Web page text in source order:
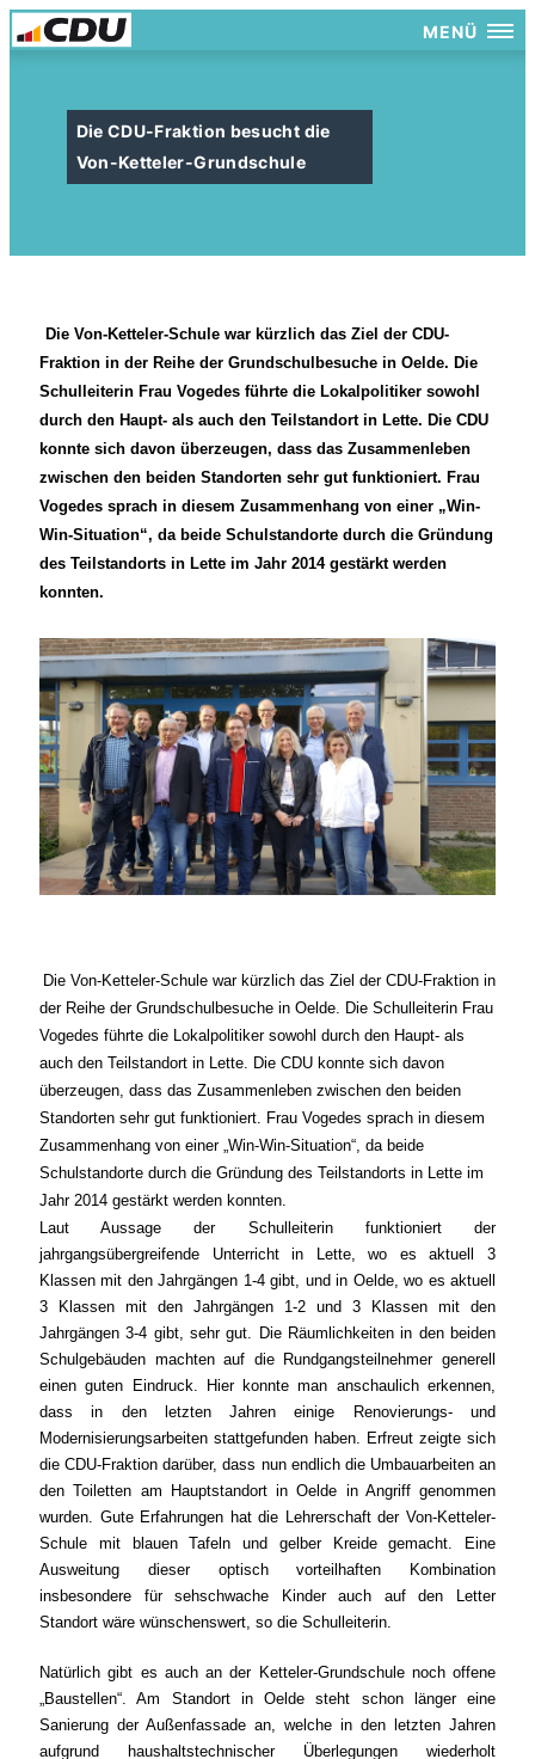
MENÜ
Die CDU-Fraktion besucht die
Von-Ketteler-Grundschule
Die Von-Ketteler-Schule war kürzlich das Ziel der CDU-
Fraktion in der Reihe der Grundschulbesuche in Oelde. Die
Schulleiterin Frau Vogedes führte die Lokalpolitiker sowohl
durch den Haupt- als auch den Teilstandort in Lette. Die CDU
konnte sich davon überzeugen, dass das Zusammenleben
zwischen den beiden Standorten sehr gut funktioniert. Frau
Vogedes sprach in diesem Zusammenhang von einer „Win-
Win-Situation“, da beide Schulstandorte durch die Gründung
des Teilstandorts in Lette im Jahr 2014 gestärkt werden
konnten.
Die Von-Ketteler-Schule war kürzlich das Ziel der CDU-Fraktion in
der Reihe der Grundschulbesuche in Oelde. Die Schulleiterin Frau
Vogedes führte die Lokalpolitiker sowohl durch den Haupt- als
auch den Teilstandort in Lette. Die CDU konnte sich davon
überzeugen, dass das Zusammenleben zwischen den beiden
Standorten sehr gut funktioniert. Frau Vogedes sprach in diesem
Zusammenhang von einer „Win-Win-Situation“, da beide
Schulstandorte durch die Gründung des Teilstandorts in Lette im
Jahr 2014 gestärkt werden konnten.
Laut Aussage der Schulleiterin funktioniert der
jahrgangsübergreifende Unterricht in Lette, wo es aktuell 3
Klassen mit den Jahrgängen 1-4 gibt, und in Oelde, wo es aktuell
3 Klassen mit den Jahrgängen 1-2 und 3 Klassen mit den
Jahrgängen 3-4 gibt, sehr gut. Die Räumlichkeiten in den beiden
Schulgebäuden machten auf die Rundgangsteilnehmer generell
einen guten Eindruck. Hier konnte man anschaulich erkennen,
dass in den letzten Jahren einige Renovierungs- und
Modernisierungsarbeiten stattgefunden haben. Erfreut zeigte sich
die CDU-Fraktion darüber, dass nun endlich die Umbauarbeiten an
den Toiletten am Hauptstandort in Oelde in Angriff genommen
wurden. Gute Erfahrungen hat die Lehrerschaft der Von-Ketteler-
Schule mit blauen Tafeln und gelber Kreide gemacht. Eine
Ausweitung dieser optisch vorteilhaften Kombination
insbesondere für sehschwache Kinder auch auf den Letter
Standort wäre wünschenswert, so die Schulleiterin.
Natürlich gibt es auch an der Ketteler-Grundschule noch offene
Baustellen“. Am Standort in Oelde steht schon länger eine
Sanierung der Außenfassade an, welche in den letzten Jahren
aufgrund haushaltstechnischer Überlegungen wiederholt